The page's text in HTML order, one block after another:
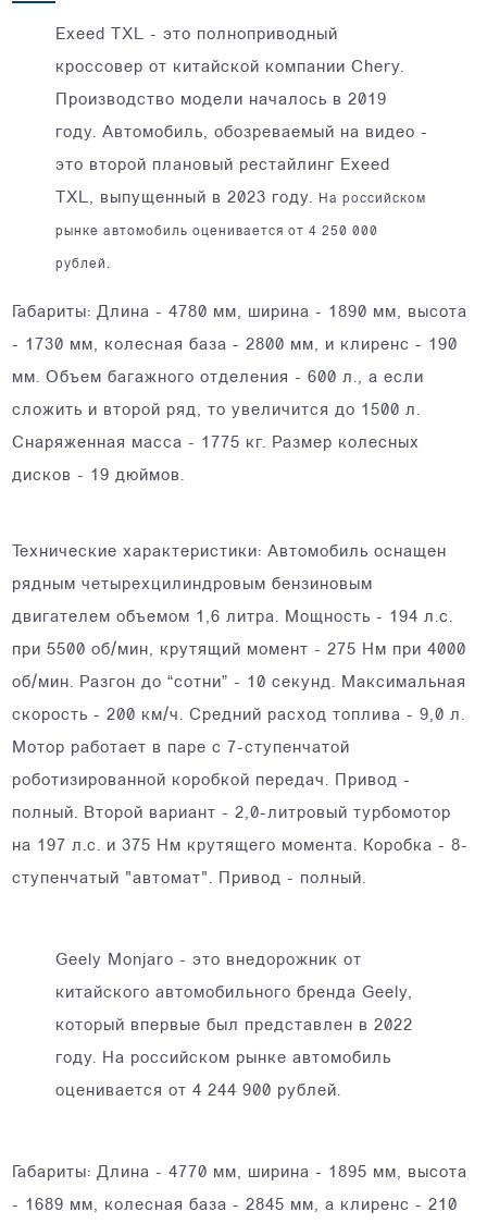
Exeed TXL - это полноприводный
кроссовер от китайской компании Chery.
Производство модели началось в 2019
году. Автомобиль, обозреваемый на видео -
это второй плановый рестайлинг Exeed
TXL, выпущенный в 2023 году.
На российском
рынке автомобиль оценивается от 4 250 000
рублей.
Габариты: Длина - 4780 мм, ширина - 1890 мм, высота
- 1730 мм, колесная база - 2800 мм, и клиренс - 190
мм. Объем багажного отделения - 600 л., а если
сложить и второй ряд, то увеличится до 1500 л.
Снаряженная масса - 1775 кг. Размер колесных
дисков - 19 дюймов.
Технические характеристики: Автомобиль оснащен
рядным четырехцилиндровым бензиновым
двигателем объемом 1,6 литра. Мощность - 194 л.с.
при 5500 об/мин, крутящий момент - 275 Нм при 4000
об/мин. Разгон до “сотни” - 10 секунд. Максимальная
скорость - 200 км/ч. Средний расход топлива - 9,0 л.
Мотор работает в паре с 7-ступенчатой
роботизированной коробкой передач. Привод -
полный. Второй вариант - 2,0-литровый турбомотор
на 197 л.с. и 375 Нм крутящего момента. Коробка - 8-
ступенчатый "автомат". Привод - полный.
Geely Monjaro - это внедорожник от
китайского автомобильного бренда Geely,
который впервые был представлен в 2022
году. На российском рынке автомобиль
оценивается от 4 244 900 рублей.
Габариты: Длина - 4770 мм, ширина - 1895 мм, высота
- 1689 мм, колесная база - 2845 мм, а клиренс - 210